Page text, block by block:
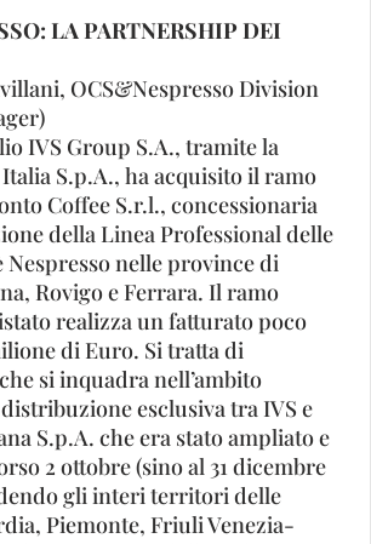
LA PARTNERSHIP DEI
OCS&Nespresso Division
IVS Group S.A., tramite la
S.p.A., ha acquisito il ramo
Coffee S.r.l., concessionaria
della Linea Professional delle
Nespresso nelle province di
Rovigo e Ferrara. Il ramo
realizza un fatturato poco
di Euro. Si tratta di
si inquadra nell’ambito
esclusiva tra IVS e
S.p.A. che era stato ampliato e
2 ottobre (sino al 31 dicembre
gli interi territori delle
Piemonte, Friuli Venezia-